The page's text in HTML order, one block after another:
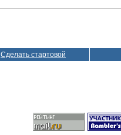
Сделать стартовой